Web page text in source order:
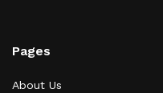
Pages
About Us